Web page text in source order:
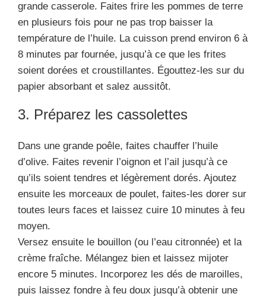
grande casserole. Faites frire les pommes de terre
en plusieurs fois pour ne pas trop baisser la
température de l’huile. La cuisson prend environ 6 à
8 minutes par fournée, jusqu’à ce que les frites
soient dorées et croustillantes. Égouttez-les sur du
papier absorbant et salez aussitôt.
3. Préparez les cassolettes
Dans une grande poêle, faites chauffer l’huile
d’olive. Faites revenir l’oignon et l’ail jusqu’à ce
qu’ils soient tendres et légèrement dorés. Ajoutez
ensuite les morceaux de poulet, faites-les dorer sur
toutes leurs faces et laissez cuire 10 minutes à feu
moyen.
Versez ensuite le bouillon (ou l’eau citronnée) et la
crème fraîche. Mélangez bien et laissez mijoter
encore 5 minutes. Incorporez les dés de maroilles,
puis laissez fondre à feu doux jusqu’à obtenir une